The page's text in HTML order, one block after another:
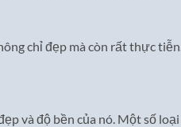
chỉ đẹp mà còn rất thực
và độ bền của nó. Một số